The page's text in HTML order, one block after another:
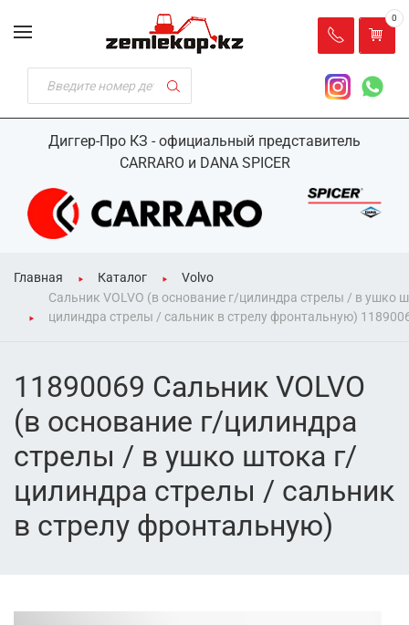
Диггер-Про КЗ - официальный представитель
CARRARO и DANA SPICER
0
Главная Каталог
Volvo
Сальник VOLVO (в основание г/цилиндра стрелы / в ушко
цилиндра стрелы / сальник в стрелу фронтальную)
11890069 Сальник VOLVO
(в основание г/цилиндра
стрелы / в ушко штока г/
цилиндра стрелы / сальник
в стрелу фронтальную)